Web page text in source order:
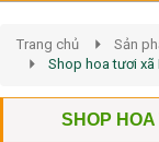
Trang chủ
Sản
Shop hoa tươi xã
SHOP